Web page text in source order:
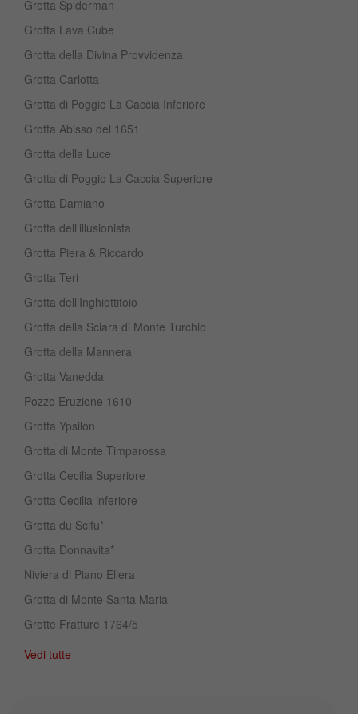
Grotta Spiderman
Grotta Lava Cube
Grotta della Divina Provvidenza
Grotta Carlotta
Grotta di Poggio La Caccia Inferiore
Grotta Abisso del 1651
Grotta della Luce
Grotta di Poggio La Caccia Superiore
Grotta Damiano
Grotta dell’illusionista
Grotta Piera & Riccardo
Grotta Teri
Grotta dell’Inghiottitoio
Grotta della Sciara di Monte Turchio
Grotta della Mannera
Grotta Vanedda
Pozzo Eruzione 1610
Grotta Ypsilon
Grotta di Monte Timparossa
Grotta Cecilia Superiore
Grotta Cecilia inferiore
Grotta du Scifu*
Grotta Donnavita*
Niviera di Piano Ellera
Grotta di Monte Santa Maria
Grotte Fratture 1764/5
Vedi tutte